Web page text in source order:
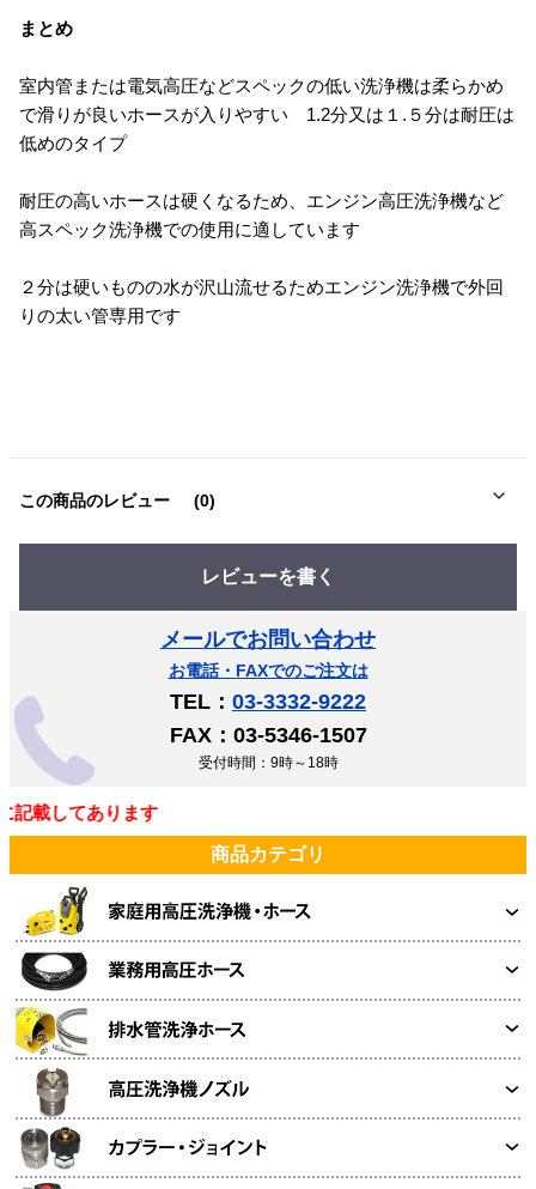
まとめ
室内管または電気高圧などスペックの低い洗浄機は柔らかめ
で滑りが良いホースが入りやすい 1.2分又は１.５分は耐圧は
低めのタイプ
耐圧の高いホースは硬くなるため、エンジン高圧洗浄機など
高スペック洗浄機での使用に適しています
２分は硬いものの水が沢山流せるためエンジン洗浄機で外回
りの太い管専用です
この商品のレビュー (0)
レビューを書く
メールでお問い合わせ
お電話・FAXでのご注文は
TEL： 03-3332-9222
FAX：03-5346-1507
受付時間：9時～18時
してあります
商品カテゴリ